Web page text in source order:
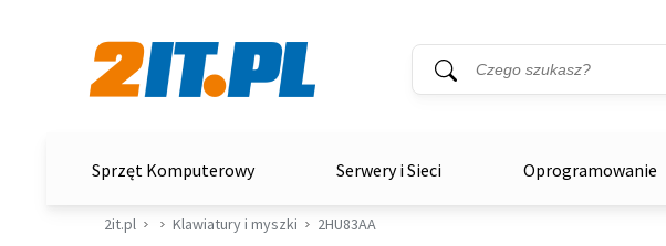
Wyszukiwarka
Słowo kluczowe
Sprzęt Komputerowy Serwery i Sieci Oprogramowanie
2it.pl Klawiatury i myszki 2HU83AA